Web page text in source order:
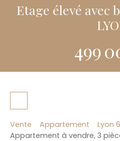
Etage élevé avec
499
Vente Appartement
Lyon
Appartement à vendre, 3